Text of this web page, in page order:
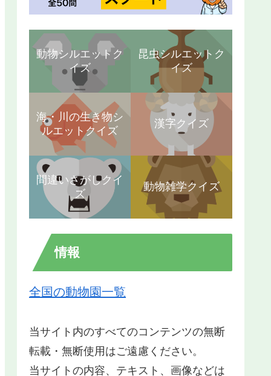
動物シルエットク
イズ
昆虫シルエットク
イズ
海・川の生き物シ
ルエットクイズ
漢字クイズ
間違いさがしクイ
ズ
動物雑学クイズ
情報
全国の動物園一覧
当サイト内のすべてのコンテンツの無断
転載・無断使用はご遠慮ください。
当サイトの内容、テキスト、画像などは